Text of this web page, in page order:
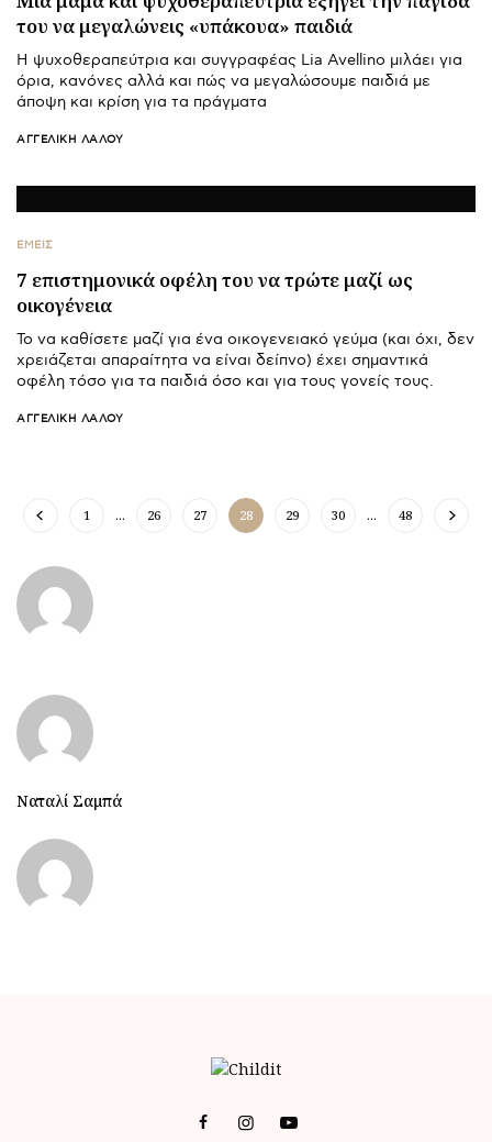
του να μεγαλώνεις «υπάκουα» παιδιά
Η ψυχοθεραπεύτρια και συγγραφέας Lia Avellino μιλάει για
όρια, κανόνες αλλά και πώς να μεγαλώσουμε παιδιά με
άποψη και κρίση για τα πράγματα
ΑΓΓΕΛΙΚΉ ΛΆΛΟΥ
ΕΜΕΙΣ
7 επιστημονικά οφέλη του να τρώτε μαζί ως
οικογένεια
Το να καθίσετε μαζί για ένα οικογενειακό γεύμα (και όχι, δεν
χρειάζεται απαραίτητα να είναι δείπνο) έχει σημαντικά
οφέλη τόσο για τα παιδιά όσο και για τους γονείς τους.
ΑΓΓΕΛΙΚΉ ΛΆΛΟΥ
1 … 26 27 28 29 30 … 48
Ναταλί Σαμπά